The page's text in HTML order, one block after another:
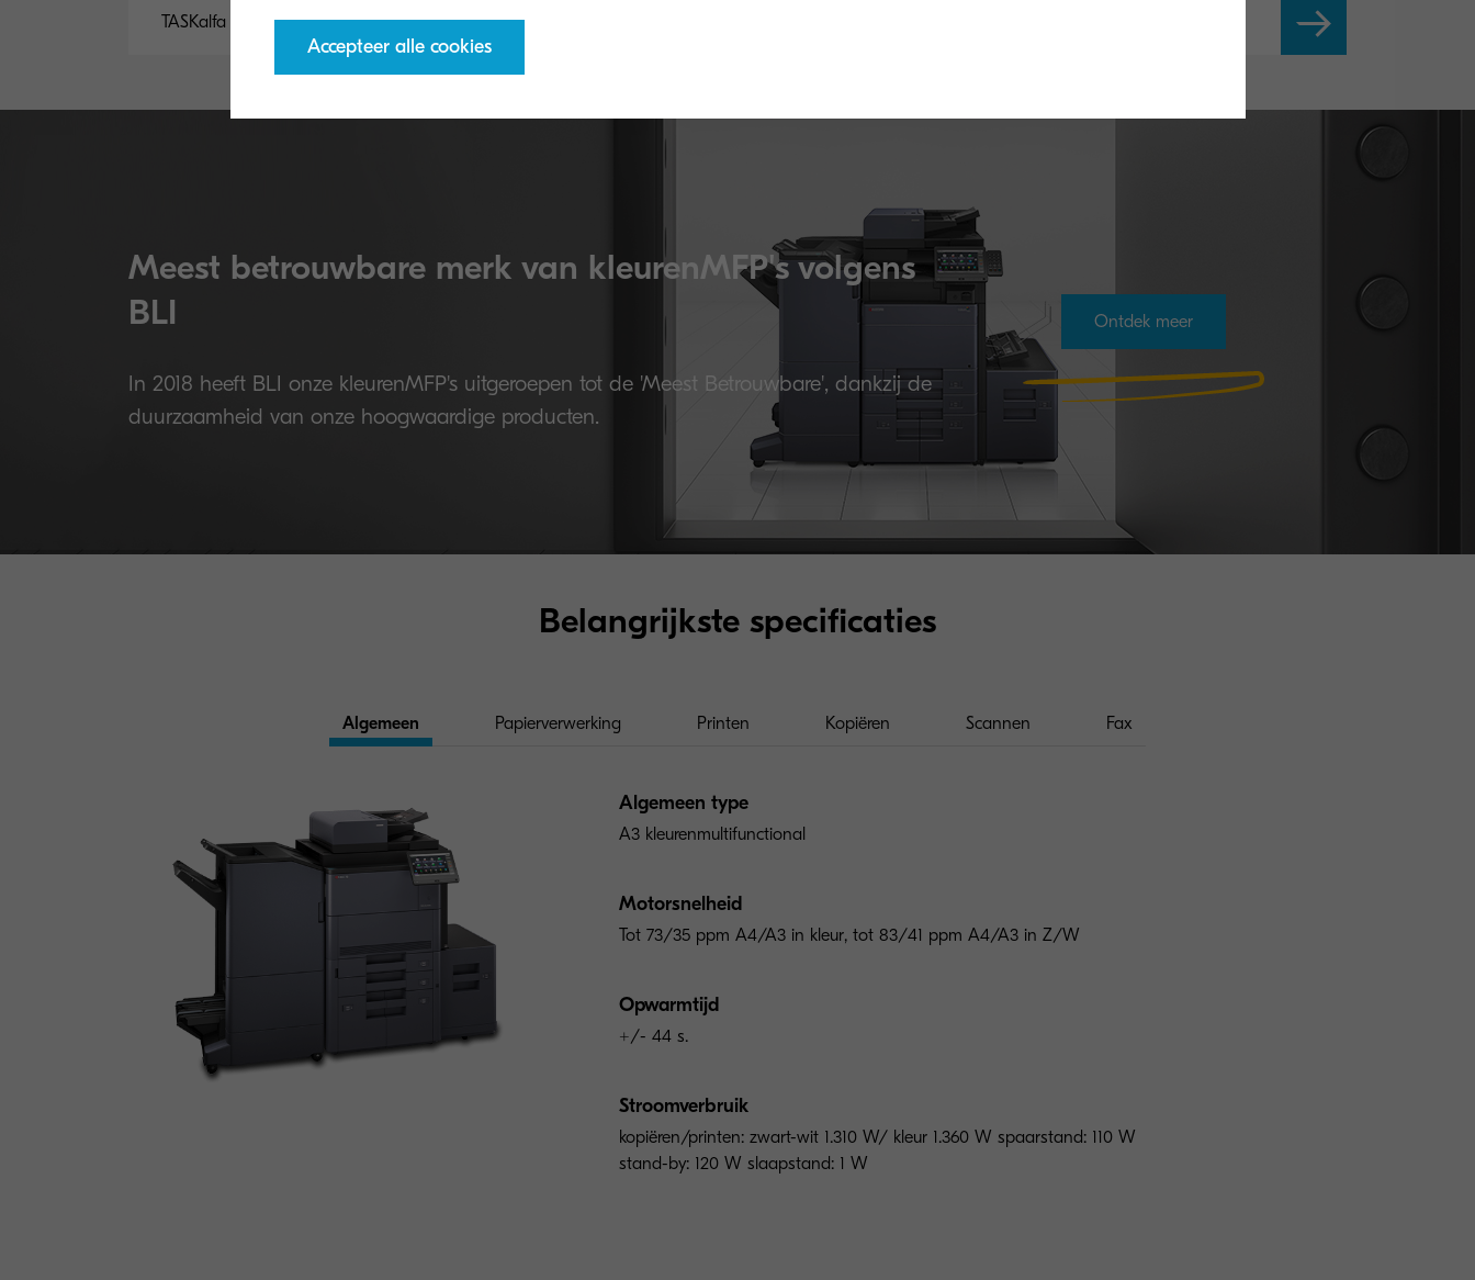
TASKalfa 8353ci software
Meest betrouwbare merk van kleurenMFP's volgens
BLI
In 2018 heeft BLI onze kleurenMFP's uitgeroepen tot de 'Meest Betrouwbare', dankzij de
duurzaamheid van onze hoogwaardige producten.
Ontdek meer
Belangrijkste specificaties
Algemeen Papierverwerking Printen Kopiëren Scannen Fax
Algemeen type
A3 kleurenmultifunctional
Motorsnelheid
Tot 73/35 ppm A4/A3 in kleur, tot 83/41 ppm A4/A3 in Z/W
Opwarmtijd
+/- 44 s.
Stroomverbruik
kopiëren/printen: zwart-wit 1.310 W/ kleur 1.360 W spaarstand: 110 W
stand-by: 120 W slaapstand: 1 W
Accepteer alle cookies